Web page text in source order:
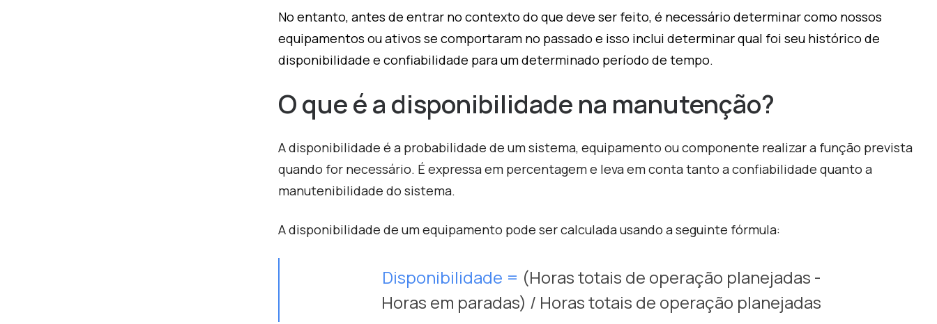
No entanto, antes de entrar no contexto do que deve ser feito, é necessário determinar como nossos
equipamentos ou ativos se comportaram no passado e isso inclui determinar qual foi seu histórico de
disponibilidade e confiabilidade para um determinado período de tempo.
O que é a disponibilidade na manutenção?
A disponibilidade é a probabilidade de um sistema, equipamento ou componente realizar a função prevista
quando for necessário. É expressa em percentagem e leva em conta tanto a confiabilidade quanto a
manutenibilidade do sistema.
A disponibilidade de um equipamento pode ser calculada usando a seguinte fórmula:
Disponibilidade = (Horas totais de operação planejadas -
Horas em paradas) / Horas totais de operação planejadas